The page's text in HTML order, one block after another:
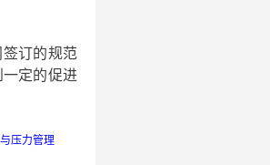
订的规范
定的促进
压力管理